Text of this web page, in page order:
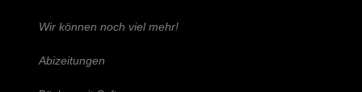
Wir können noch viel mehr!
Abizeitungen